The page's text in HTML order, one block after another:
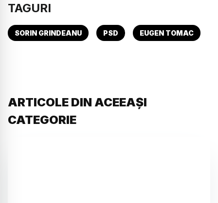
TAGURI
SORIN GRINDEANU PSD EUGEN TOMAC
ARTICOLE DIN ACEEAȘI
CATEGORIE